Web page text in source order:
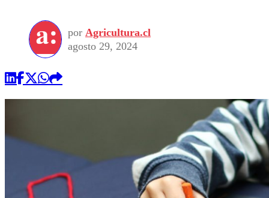
por Agricultura.cl
agosto 29, 2024